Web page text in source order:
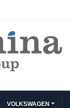
VOLKSWAGEN